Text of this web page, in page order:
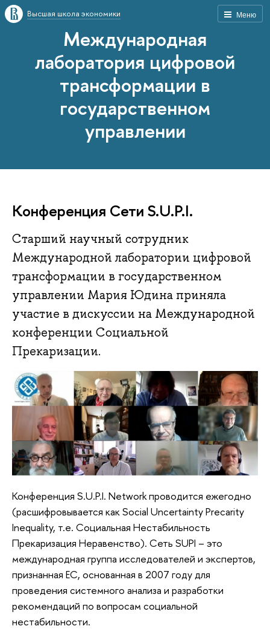
Меню
Высшая школа экономики
Международная
лаборатория цифровой
трансформации в
государственном
управлении
Конференция Сети S.U.P.I.
Старший научный сотрудник
Международной лаборатории цифровой
трансформации в государственном
управлении Мария Юдина приняла
участие в дискуссии на Международной
конференции Социальной
Прекаризации.
Конференция S.U.P.I. Network проводится ежегодно
(расшифровывается как Social Uncertainty Precarity
Inequality, т.е. Социальная Нестабильность
Прекаризация Неравенство). Сеть SUPI – это
международная группа исследователей и экспертов,
признанная ЕС, основанная в 2007 году для
проведения системного анализа и разработки
рекомендаций по вопросам социальной
нестабильности.